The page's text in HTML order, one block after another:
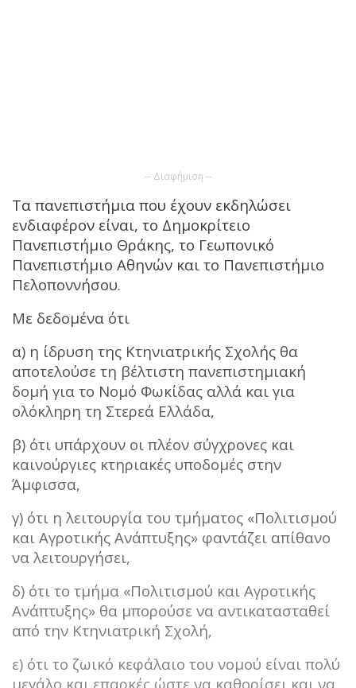
-- Διαφήμιση --
Τα πανεπιστήμια που έχουν εκδηλώσει
ενδιαφέρον είναι, το Δημοκρίτειο
Πανεπιστήμιο Θράκης, το Γεωπονικό
Πανεπιστήμιο Αθηνών και το Πανεπιστήμιο
Πελοποννήσου.
Με δεδομένα ότι
α) η ίδρυση της Κτηνιατρικής Σχολής θα
αποτελούσε τη βέλτιστη πανεπιστημιακή
δομή για το Νομό Φωκίδας αλλά και για
ολόκληρη τη Στερεά Ελλάδα,
β) ότι υπάρχουν οι πλέον σύγχρονες και
καινούργιες κτηριακές υποδομές στην
Άμφισσα,
γ) ότι η λειτουργία του τμήματος «Πολιτισμού
και Αγροτικής Ανάπτυξης» φαντάζει απίθανο
να λειτουργήσει,
δ) ότι το τμήμα «Πολιτισμού και Αγροτικής
Ανάπτυξης» θα μπορούσε να αντικατασταθεί
από την Κτηνιατρική Σχολή,
ε) ότι το ζωικό κεφάλαιο του νομού είναι πολύ
μεγάλο και επαρκές ώστε να καθορίσει και να